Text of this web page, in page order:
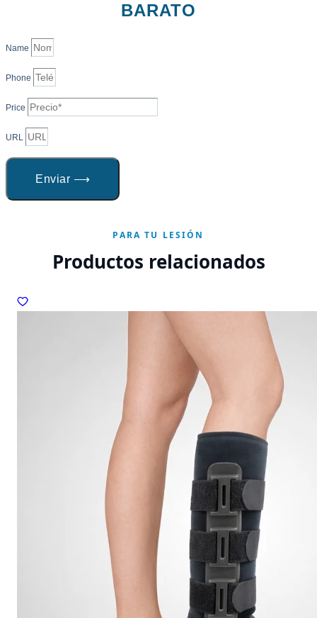
BARATO
Name
Phone
Price
URL
Enviar ⟶
PARA TU LESIÓN
Productos relacionados